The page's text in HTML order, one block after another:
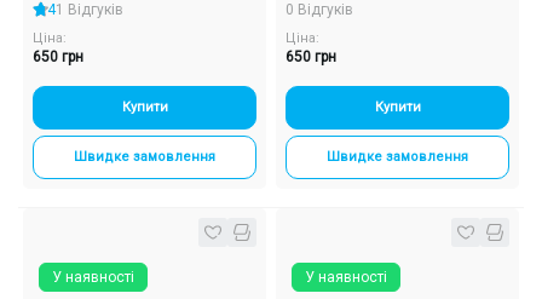
41 Відгуків
Ціна:
650 грн
Купити
Швидке замовлення
0 Відгуків
Ціна:
650 грн
Купити
Швидке замовлення
У наявності У наявності